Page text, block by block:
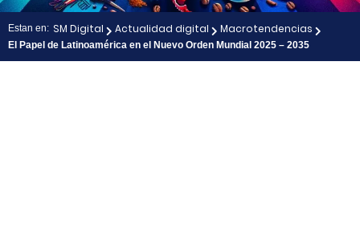
Estan en: SM Digital Actualidad digital Macrotendencias
El Papel de Latinoamérica en el Nuevo Orden Mundial 2025 – 2035